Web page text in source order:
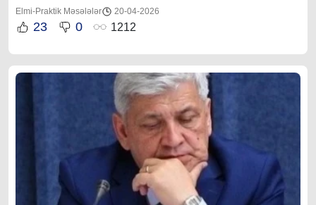
Elmi-Praktik Məsələlər 20-04-2026
23 0 1212